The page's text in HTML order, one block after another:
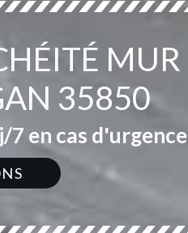
MUR
35850
en cas d'urgence